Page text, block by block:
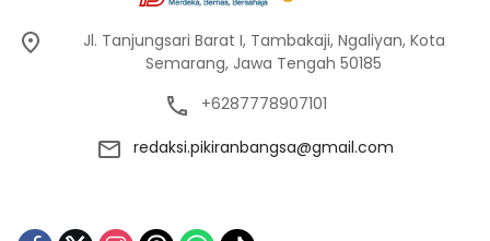
Jl. Tanjungsari Barat I, Tambakaji, Ngaliyan, Kota
Semarang, Jawa Tengah 50185
+6287778907101
redaksi.pikiranbangsa@gmail.com